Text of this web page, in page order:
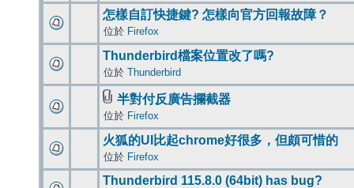
怎樣自訂快捷鍵? 怎樣向官方回報故障？
位於 Firefox
Thunderbird檔案位置改了嗎?
位於 Thunderbird
半對付反廣告攔截器
位於 Firefox
火狐的UI比起chrome好很多，但頗可惜的
位於 Firefox
Thunderbird 115.8.0 (64bit) has bug?